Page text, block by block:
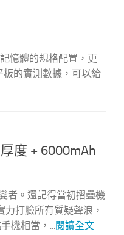
憶體的規格配置，更
的實測數據，可以給
度 + 6000mAh
者。還記得當初摺疊機
打臉所有質疑聲浪，
機相當，...閱讀全文